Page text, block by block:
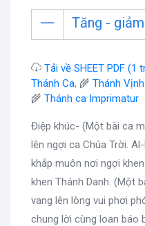
Tăng -
Tải về SHEET PDF (1
Thánh Ca, 🌾 Thánh
🌾 Thánh ca Imprimatur
Điệp khúc- (Một bài ca
lên ngợi ca Chúa Trời.
khắp muôn nơi ngợi
khen Thánh Danh. (Một
vang lên lòng vui phơi
chung lời cùng loan báo